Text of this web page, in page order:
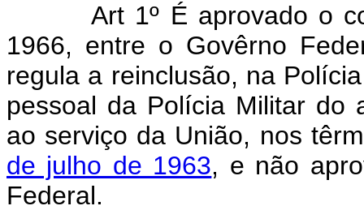
Art 1º É aprovado o
1966, entre o Govêrno
regula a reinclusão, na
pessoal da Polícia Militar do
ao serviço da União, nos
de julho de 1963, e não
Federal.